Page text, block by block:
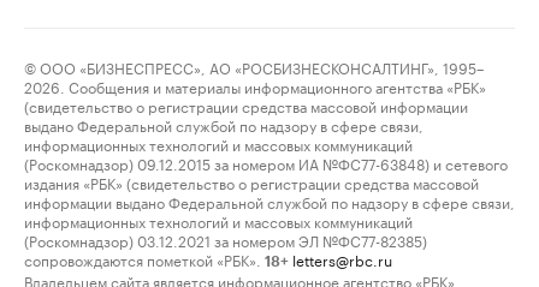
© ООО «БИЗНЕСПРЕСС», АО «РОСБИЗНЕСКОНСАЛТИНГ», 1995–
2026. Сообщения и материалы информационного агентства «РБК»
(свидетельство о регистрации средства массовой информации
выдано Федеральной службой по надзору в сфере связи,
информационных технологий и массовых коммуникаций
(Роскомнадзор) 09.12.2015 за номером ИА №ФС77-63848) и сетевого
издания «РБК» (свидетельство о регистрации средства массовой
информации выдано Федеральной службой по надзору в сфере связи,
информационных технологий и массовых коммуникаций
(Роскомнадзор) 03.12.2021 за номером ЭЛ №ФС77-82385)
сопровождаются пометкой «РБК».
18+ letters@rbc.ru
Владельцем сайта является информационное агентство «РБК».